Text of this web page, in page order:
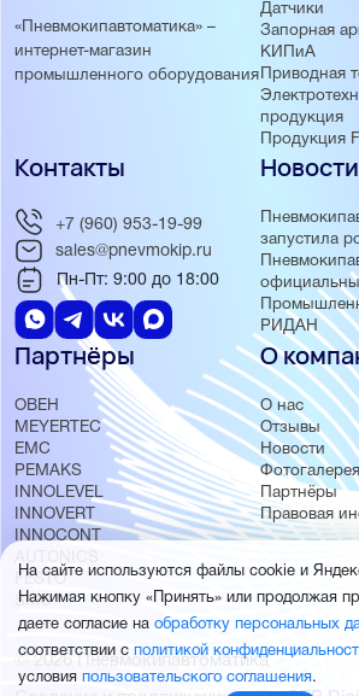
«Пневмокипавтоматика» –
интернет-магазин
промышленного оборудования
Датчики
Запорная
КИПиА
Приводная
продукция
Продукция
Новости
запустила
РИДАН
Партнёры
ОВЕН
MEYERTEC
EMC
PEMAKS
INNOLEVEL
INNOVERT
INNOCONT
AUTONICS
FESTO
SMC
О
О нас
Отзывы
Новости
Фотогалерея
Партнёры
Правовая
Контакты
+7 (960) 953-19-99
sales@pnevmokip.ru
Пн-Пт: 9:00 до 18:00
© 2026 Пневмокипавтоматика
На сайте используются файлы cookie и
Нажимая кнопку «Принять» или продолжая
даете согласие на обработку персональных
соответствии с политикой
условия пользовательского соглашения.